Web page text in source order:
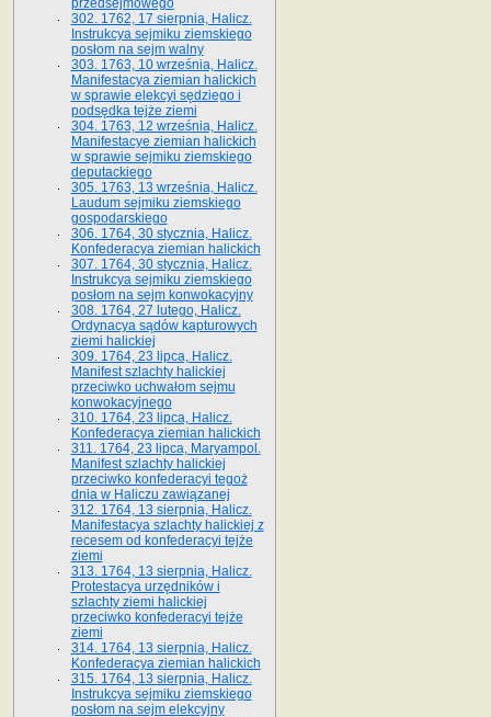
przedsejmowego
302. 1762, 17 sierpnia, Halicz.
Instrukcya sejmiku ziemskiego
posłom na sejm walny
303. 1763, 10 września, Halicz.
Manifestacya ziemian halickich
w sprawie elekcyi sędziego i
podsędka tejże ziemi
304. 1763, 12 września, Halicz.
Manifestacye ziemian halickich
w sprawie sejmiku ziemskiego
deputackiego
305. 1763, 13 września, Halicz.
Laudum sejmiku ziemskiego
gospodarskiego
306. 1764, 30 stycznia, Halicz.
Konfederacya ziemian halickich
307. 1764, 30 stycznia, Halicz.
Instrukcya sejmiku ziemskiego
posłom na sejm konwokacyjny
308. 1764, 27 lutego, Halicz.
Ordynacya sądów kapturowych
ziemi halickiej
309. 1764, 23 lipca, Halicz.
Manifest szlachty halickiej
przeciwko uchwałom sejmu
konwokacyjnego
310. 1764, 23 lipca, Halicz.
Konfederacya ziemian halickich
311. 1764, 23 lipca, Maryampol.
Manifest szlachty halickiej
przeciwko konfederacyi tegoż
dnia w Haliczu zawiązanej
312. 1764, 13 sierpnia, Halicz.
Manifestacya szlachty halickiej z
recesem od konfederacyi tejże
ziemi
313. 1764, 13 sierpnia, Halicz.
Protestacya urzędników i
szlachty ziemi halickiej
przeciwko konfederacyi tejże
ziemi
314. 1764, 13 sierpnia, Halicz.
Konfederacya ziemian halickich
315. 1764, 13 sierpnia, Halicz.
Instrukcya sejmiku ziemskiego
posłom na sejm elekcyjny